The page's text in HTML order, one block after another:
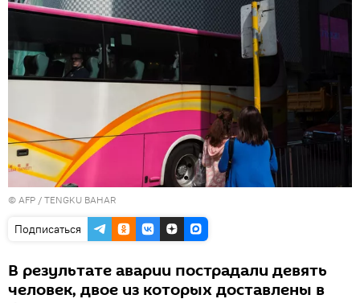
© AFP / TENGKU BAHAR
Подписаться
В результате аварии пострадали девять
человек, двое из которых доставлены в